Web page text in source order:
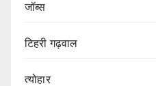
जॉब्स
टिहरी गढ़वाल
त्योहार